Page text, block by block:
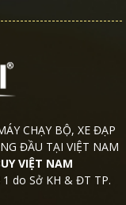
CHẠY BỘ, XE ĐẠP
ĐẦU TẠI VIỆT NAM
VIỆT NAM
do Sở KH & ĐT TP.